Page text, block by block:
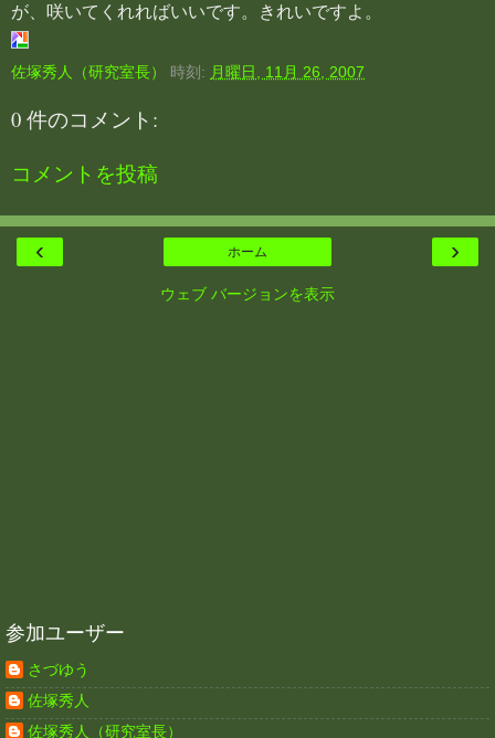
が、咲いてくれればいいです。きれいですよ。
佐塚秀人（研究室長） 時刻: 月曜日, 11月 26, 2007
0 件のコメント:
コメントを投稿
‹ ›
ホーム
ウェブ バージョンを表示
参加ユーザー
さづゆう
佐塚秀人
佐塚秀人（研究室長）